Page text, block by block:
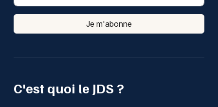
C'est quoi le JDS ?
Je m'abonne